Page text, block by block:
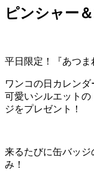
ピンシャー
平日限定！『あつま
ワンコの日カレンダ
可愛いシルエット
ジをプレゼント！
来るたびに缶バッ
み！